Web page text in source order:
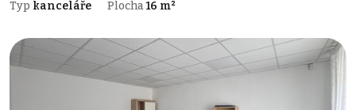
Typ kanceláře Plocha16 m²